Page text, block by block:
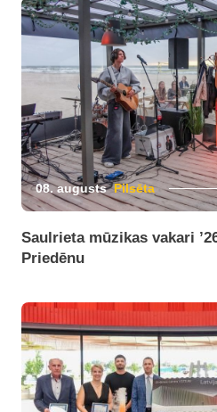
08. augusts Pilsēta
Saulrieta mūzikas vakari
Priedēnu